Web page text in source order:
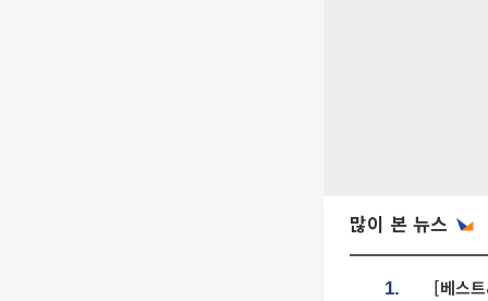
많이 본 뉴스
1. [베스